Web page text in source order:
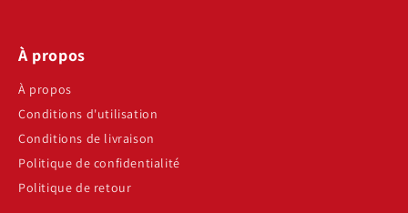
À propos
À propos
Conditions d'utilisation
Conditions de livraison
Politique de confidentialité
Politique de retour